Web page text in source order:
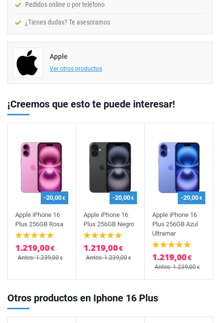
Pedidos online o por teléfono
¿Tienes dudas? Te asesoramos
Apple
Ver otros productos
¡Creemos que esto te puede interesar!
-20,00€
Apple iPhone 16
Plus 256GB Rosa
1.219,00€
Antes: 1.239,00€
-20,00€
Apple iPhone 16
Plus 256GB Negro
1.219,00€
Antes: 1.239,00€
-20,00€
Apple iPhone 16
Plus 256GB Azul
Ultramar
1.219,00€
Antes: 1.239,00€
Otros productos en Iphone 16 Plus